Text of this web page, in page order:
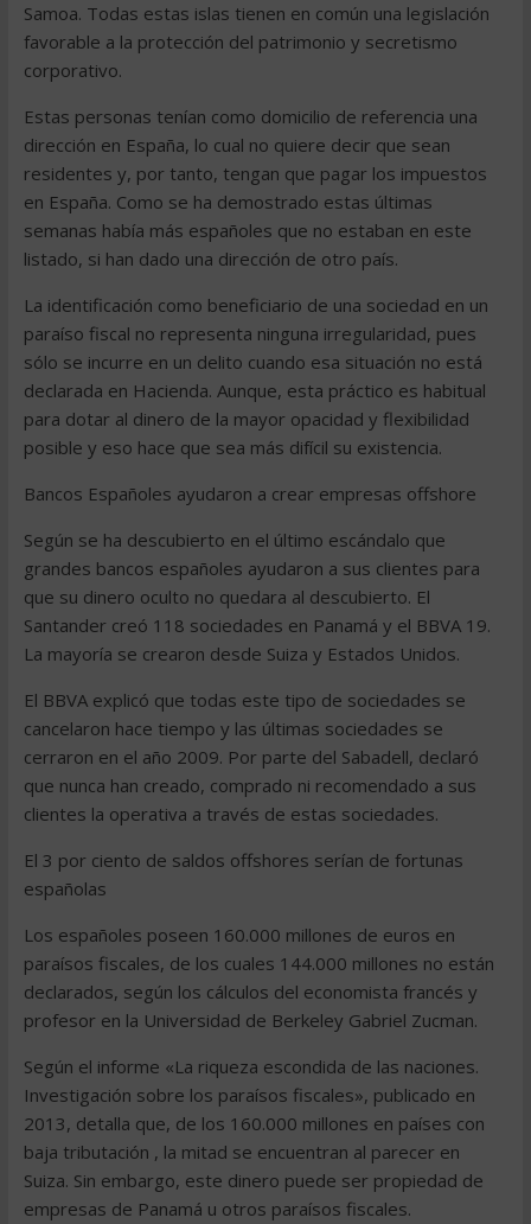
Samoa. Todas estas islas tienen en común una legislación
favorable a la protección del patrimonio y secretismo
corporativo.
Estas personas tenían como domicilio de referencia una
dirección en España, lo cual no quiere decir que sean
residentes y, por tanto, tengan que pagar los impuestos
en España. Como se ha demostrado estas últimas
semanas había más españoles que no estaban en este
listado, si han dado una dirección de otro país.
La identificación como beneficiario de una sociedad en un
paraíso fiscal no representa ninguna irregularidad, pues
sólo se incurre en un delito cuando esa situación no está
declarada en Hacienda. Aunque, esta práctico es habitual
para dotar al dinero de la mayor opacidad y flexibilidad
posible y eso hace que sea más difícil su existencia.
Bancos Españoles ayudaron a crear empresas offshore
Según se ha descubierto en el último escándalo que
grandes bancos españoles ayudaron a sus clientes para
que su dinero oculto no quedara al descubierto. El
Santander creó 118 sociedades en Panamá y el BBVA 19.
La mayoría se crearon desde Suiza y Estados Unidos.
El BBVA explicó que todas este tipo de sociedades se
cancelaron hace tiempo y las últimas sociedades se
cerraron en el año 2009. Por parte del Sabadell, declaró
que nunca han creado, comprado ni recomendado a sus
clientes la operativa a través de estas sociedades.
El 3 por ciento de saldos offshores serían de fortunas
españolas
Los españoles poseen 160.000 millones de euros en
paraísos fiscales, de los cuales 144.000 millones no están
declarados, según los cálculos del economista francés y
profesor en la Universidad de Berkeley Gabriel Zucman.
Según el informe «La riqueza escondida de las naciones.
Investigación sobre los paraísos fiscales», publicado en
2013, detalla que, de los 160.000 millones en países con
baja tributación , la mitad se encuentran al parecer en
Suiza. Sin embargo, este dinero puede ser propiedad de
empresas de Panamá u otros paraísos fiscales.